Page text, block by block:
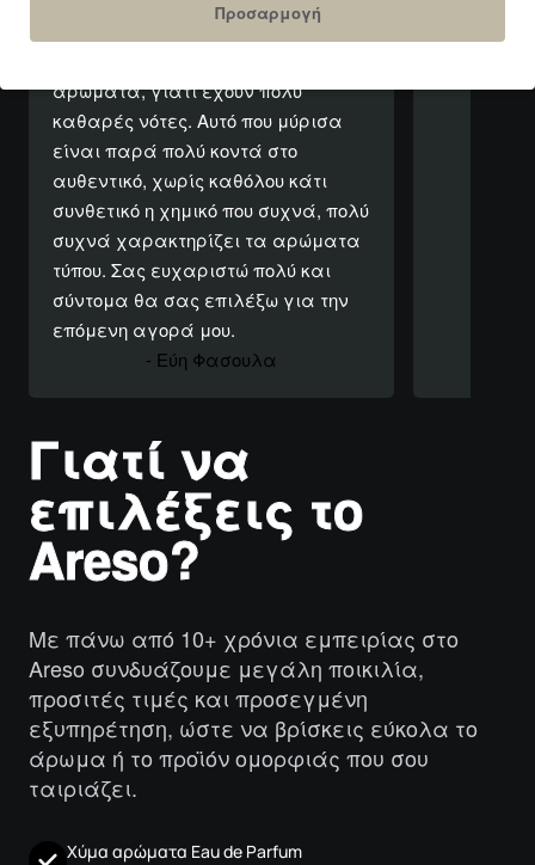
τις δύο επιλογές μου. Valentina by
αρώματα, γιατί έχουν πολύ
καθαρές νότες. Αυτό που μύρισα
είναι παρά πολύ κοντά στο
αυθεντικό, χωρίς καθόλου κάτι
συνθετικό η χημικό που συχνά, πολύ
συχνά χαρακτηρίζει τα αρώματα
τύπου. Σας ευχαριστώ πολύ και
σύντομα θα σας επιλέξω για την
επόμενη αγορά μου.
- Εύη Φασουλα
Γιατί να
επιλέξεις το
Areso?
Με πάνω από 10+ χρόνια εμπειρίας στο
Areso συνδυάζουμε μεγάλη ποικιλία,
προσιτές τιμές και προσεγμένη
εξυπηρέτηση, ώστε να βρίσκεις εύκολα το
άρωμα ή το προϊόν ομορφιάς που σου
ταιριάζει.
Χύμα αρώματα Eau de Parfum
Προσαρμογή